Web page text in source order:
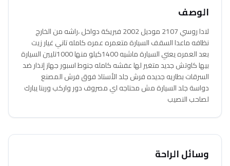
الوصف
لادا روسي 2107 موديل 2002 فبريكة دواخل ،راشه من الخارج
نظافه ماعدا السقف السيارة متعمره عمره كامله تاني غيار زيت
بعد العمره يعني السيارة ماشيه 1400كيلو منها 1000تليين السيارة
بيها كاوتش جديد متغير لها عفشه كامله جنوط اسبور جهاز إنذار ضد
السرقات بطاريه جديده فرش جلد الأستاذ فوق فرش المصنع
دواسة جلد السيارة مش محتاجه اي مصروف دور واركب وربنا يبارك
لصاحب النصيب
وسائل الراحة